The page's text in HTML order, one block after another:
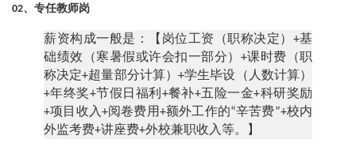
02、 专任教师岗
薪资构成一般是 ：
【岗位工资（职称决定）+基
础绩效（寒暑假或许会扣一部分）+课时费（职
称决定+超量部分计算）+学生毕设（人数计算）
+年终奖+节假日福利+餐补+五险一金+科研奖励
+项目收入+阅卷费用+额外工作的“辛苦费”+校内
外监考费+讲座费+外校兼职收入等。】